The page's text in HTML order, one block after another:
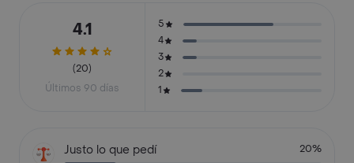
4.1
(20)
Últimos 90 días
5
4
3
2
1
Justo lo que pedí 20%